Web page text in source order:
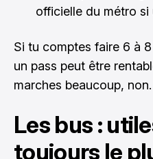
officielle du métro si
Si tu comptes faire 6 à
un pass peut être
marches beaucoup, non.
Les bus :
toujours le